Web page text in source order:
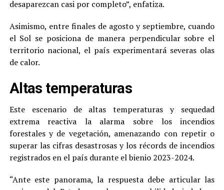
desaparezcan casi por completo”, enfatiza.
Asimismo, entre finales de agosto y septiembre, cuando
el Sol se posiciona de manera perpendicular sobre el
territorio nacional, el país experimentará severas olas
de calor.
Altas temperaturas
Este escenario de altas temperaturas y sequedad
extrema reactiva la alarma sobre los incendios
forestales y de vegetación, amenazando con repetir o
superar las cifras desastrosas y los récords de incendios
registrados en el país durante el bienio 2023-2024.
“Ante este panorama, la respuesta debe articular las